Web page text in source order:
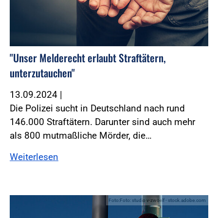
"Unser Melderecht erlaubt Straftätern,
unterzutauchen"
13.09.2024 |
Die Polizei sucht in Deutschland nach rund
146.000 Straftätern. Darunter sind auch mehr
als 800 mutmaßliche Mörder, die…
Weiterlesen
Foto:Foto: studio v-zwoelf - stock.adobe.com